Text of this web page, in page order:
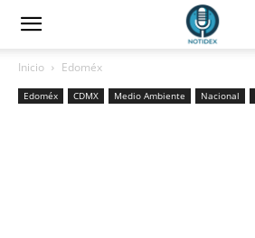
Inicio Edoméx
Edoméx CDMX Medio Ambiente Nacional